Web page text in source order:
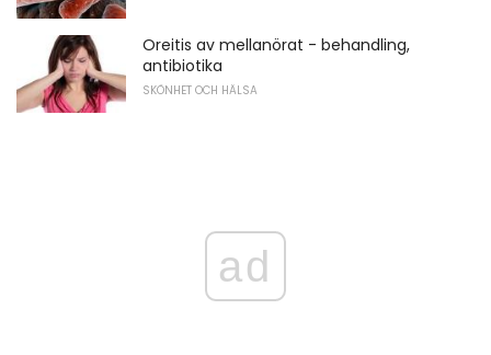
Oreitis av mellanörat - behandling,
antibiotika
SKÖNHET OCH HÄLSA
ad